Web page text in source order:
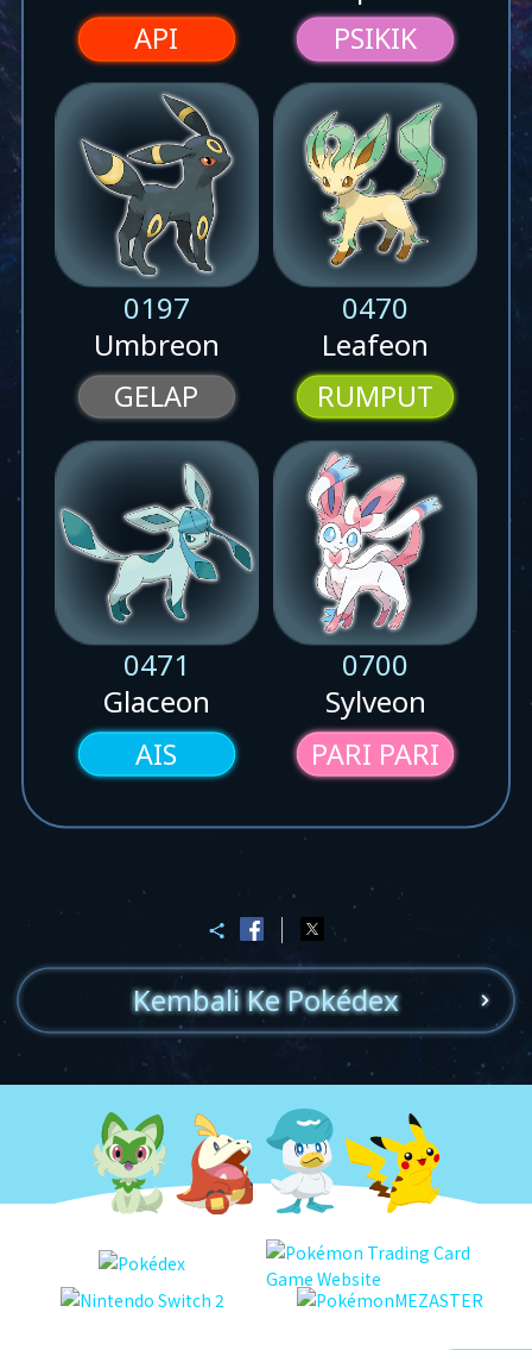
API PSIKIK
0197
Umbreon
GELAP
0470
Leafeon
RUMPUT
0471
Glaceon
AIS
0700
Sylveon
PARI PARI
Kembali Ke Pokédex